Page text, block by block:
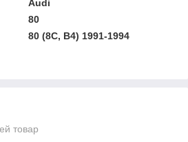
Audi
80
80 (8C, B4) 1991-1994
товар